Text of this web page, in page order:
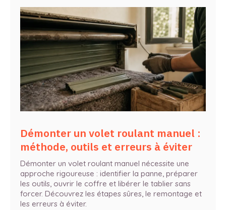
Démonter un volet roulant manuel :
méthode, outils et erreurs à éviter
Démonter un volet roulant manuel nécessite une
approche rigoureuse : identifier la panne, préparer
les outils, ouvrir le coffre et libérer le tablier sans
forcer. Découvrez les étapes sûres, le remontage et
les erreurs à éviter.